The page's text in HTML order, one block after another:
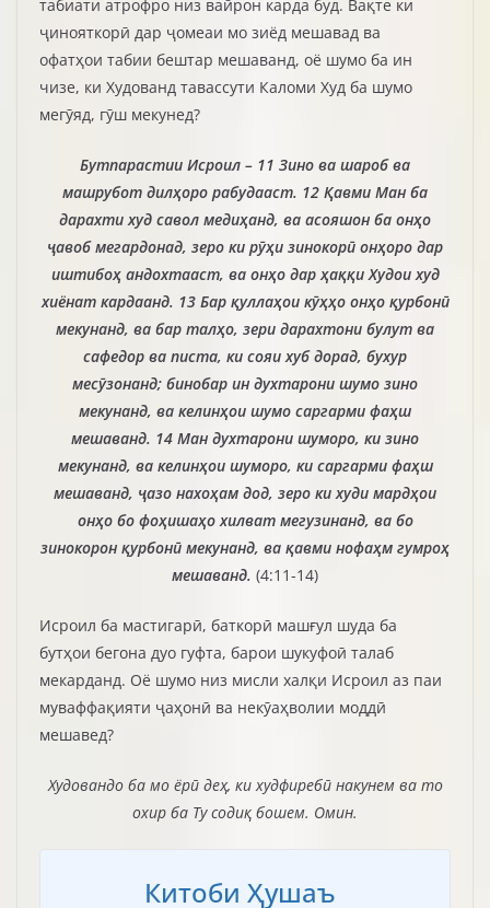
табиати атрофро низ вайрон карда буд. Вақте ки
ҷинояткорӣ дар ҷомеаи мо зиёд мешавад ва
офатҳои табии бештар мешаванд, оё шумо ба ин
чизе, ки Худованд тавассути Каломи Худ ба шумо
мегӯяд, гӯш мекунед?
Бутпарастии Исроил – 11 Зино ва шароб ва
машрубот дилҳоро рабудааст. 12 Қавми Ман ба
дарахти худ савол медиҳанд, ва асояшон ба онҳо
ҷавоб мегардонад, зеро ки рӯҳи зинокорӣ онҳоро дар
иштибоҳ андохтааст, ва онҳо дар ҳаққи Худои худ
хиёнат кардаанд. 13 Бар қуллаҳои кӯҳҳо онҳо қурбонӣ
мекунанд, ва бар талҳо, зери дарахтони булут ва
сафедор ва писта, ки сояи хуб дорад, бухур
месӯзонанд; бинобар ин духтарони шумо зино
мекунанд, ва келинҳои шумо саргарми фаҳш
мешаванд. 14 Ман духтарони шуморо, ки зино
мекунанд, ва келинҳои шуморо, ки саргарми фаҳш
мешаванд, ҷазо нахоҳам дод, зеро ки худи мардҳои
онҳо бо фоҳишаҳо хилват мегузинанд, ва бо
зинокорон қурбонӣ мекунанд, ва қавми нофаҳм гумроҳ
мешаванд. (4:11-14)
Исроил ба мастигарӣ, баткорӣ машғул шуда ба
бутҳои бегона дуо гуфта, барои шукуфоӣ талаб
мекарданд. Оё шумо низ мисли халқи Исроил аз паи
муваффақияти ҷаҳонӣ ва некӯаҳволии моддӣ
мешавед?
Худовандо ба мо ёрӣ деҳ, ки худфиребӣ накунем ва то
охир ба Ту содиқ бошем. Омин.
Китоби Ҳушаъ